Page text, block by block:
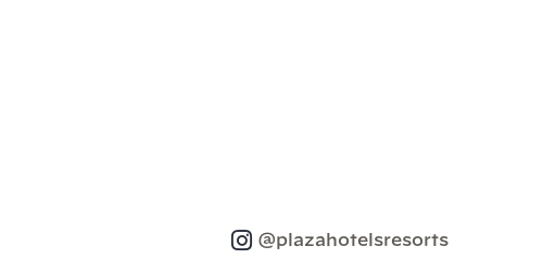
@plazahotelsresorts